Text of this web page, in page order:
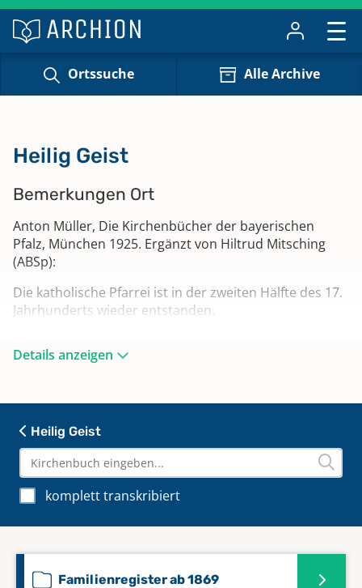
Ortssuche Alle Archive
Heilig Geist
komplett transkribiert
Familienregister ab 1869
Heilig Geist
Bemerkungen Ort
Anton Müller, Die Kirchenbücher der bayerischen
Pfalz, München 1925. Ergänzt von Hiltrud Mitsching
(ABSp):
Die katholische Pfarrei ist in der zweiten Hälfte des 17.
Jahrhunderts wieder entstanden.
Knopp (bis 1706), Martinshöhe und Obernheim,
An Einöden werden in den Kirchenbüchern die
Felsenmühle und der Steigerhof genannt. Dem
ältesten Kirchenbuch, das zum Teil in den ersten
Jahren recht lückenhaft ist, gehen Aufzeichnungen
tempora bellica in nullo libro baptismali scripti sunt,
und sich auf die Zeit von 1680 bis 1701 erstrecken.
Details anzeigen